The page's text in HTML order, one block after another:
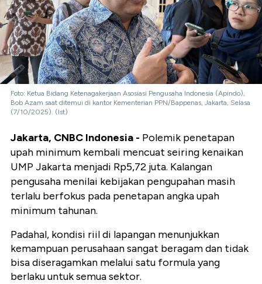
Foto: Ketua Bidang Ketenagakerjaan Asosiasi Pengusaha Indonesia (Apindo),
Bob Azam saat ditemui di kantor Kementerian PPN/Bappenas, Jakarta, Selasa
(7/10/2025). (Ist)
Jakarta, CNBC Indonesia - Polemik penetapan
upah minimum kembali mencuat seiring kenaikan
UMP Jakarta menjadi Rp5,72 juta. Kalangan
pengusaha menilai kebijakan pengupahan masih
terlalu berfokus pada penetapan angka upah
minimum tahunan.
Padahal, kondisi riil di lapangan menunjukkan
kemampuan perusahaan sangat beragam dan tidak
bisa diseragamkan melalui satu formula yang
berlaku untuk semua sektor.